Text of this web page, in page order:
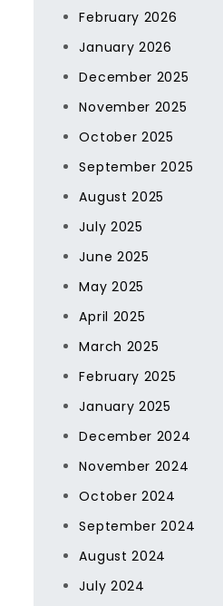
February 2026
January 2026
December 2025
November 2025
October 2025
September 2025
August 2025
July 2025
June 2025
May 2025
April 2025
March 2025
February 2025
January 2025
December 2024
November 2024
October 2024
September 2024
August 2024
July 2024